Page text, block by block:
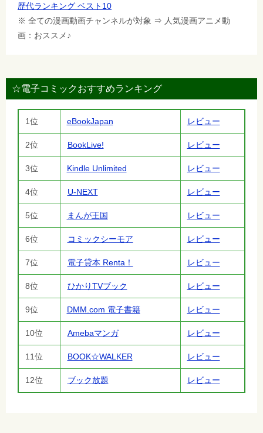
歴代ランキング ベスト10
※ 全ての漫画動画チャンネルが対象 ⇒ 人気漫画アニメ動
画：おススメ♪
☆電子コミックおすすめランキング
1位 eBookJapan レビュー
2位 BookLive! レビュー
3位 Kindle Unlimited レビュー
4位 U-NEXT レビュー
5位 まんが王国 レビュー
6位 コミックシーモア レビュー
7位 電子貸本 Renta！ レビュー
8位 ひかりTVブック レビュー
9位 DMM.com 電子書籍 レビュー
10位 Amebaマンガ レビュー
11位 BOOK☆WALKER レビュー
12位 ブック放題 レビュー